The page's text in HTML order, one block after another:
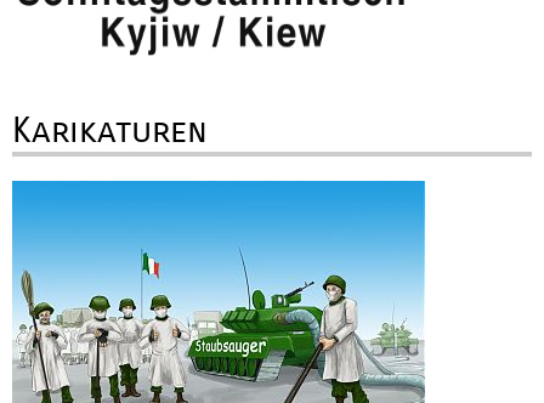
Karikaturen